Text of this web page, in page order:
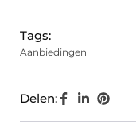
Tags:
Aanbiedingen
Delen: